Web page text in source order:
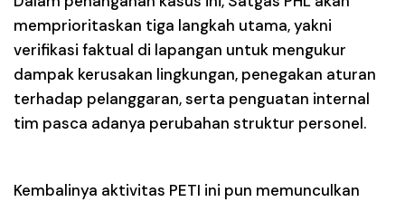
memprioritaskan tiga langkah utama, yakni
verifikasi faktual di lapangan untuk mengukur
dampak kerusakan lingkungan, penegakan aturan
terhadap pelanggaran, serta penguatan internal
tim pasca adanya perubahan struktur personel.
Kembalinya aktivitas PETI ini pun memunculkan